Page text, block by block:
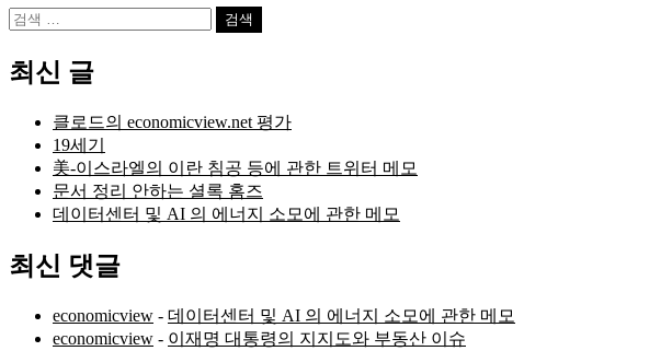
검
최신 글
클로드의 economicview.net 평가
19세기
美-이스라엘의 이란 침공 등에 관한 트위터 메모
문서 정리 안하는 셜록 홈즈
데이터센터 및 AI 의 에너지 소모에 관한 메모
최신 댓글
economicview - 데이터센터 및 AI 의 에너지 소모에 관한 메모
economicview - 이재명 대통령의 지지도와 부동산 이슈